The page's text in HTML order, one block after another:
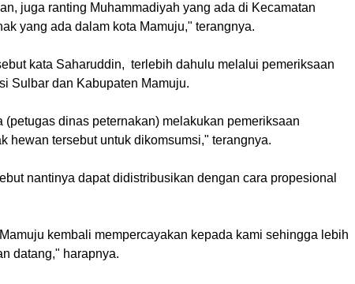
juga ranting Muhammadiyah yang ada di Kecamatan
yang ada dalam kota Mamuju," terangnya.
kata Saharuddin, terlebih dahulu melalui pemeriksaan
Sulbar dan Kabupaten Mamuju.
dinas peternakan) melakukan pemeriksaan
hewan tersebut untuk dikomsumsi," terangnya.
nantinya dapat didistribusikan dengan cara propesional
kembali mempercayakan kepada kami sehingga lebih
datang," harapnya.